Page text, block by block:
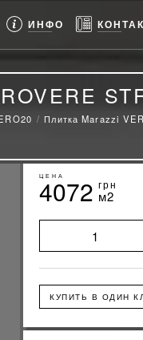
ИНФО
Плитка Marazzi
ЦЕНА
4072 грн
м2
КУПИТЬ В ОДИН